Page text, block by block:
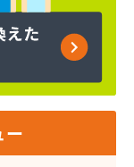
ー